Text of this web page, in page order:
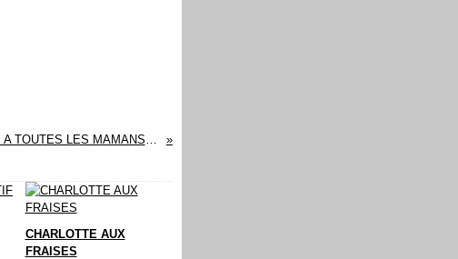
JOYEUSE FETE A TOUTES LES MAMANS DE FRANCE
CHARLOTTE AUX
FRAISES